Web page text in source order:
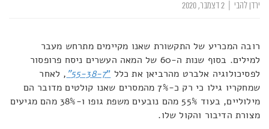
ירדן להבי
רובה המכריע של התקשורת שאנו מקיימים מתרחש מעבר
למילים. בסוף שנות ה-60 של המאה העשרים ניסח פרופסור
לפסיכולוגיה אלברט מהרביאן את כלל "
55-38-7
", לאחר
שמחקריו גילו כי רק כ-7% מהמסרים שאנו קולטים מדובר הם
מילוליים, בעוד 55% מהם נובעים משפת גופו ו-38% מהם מגיעים
מצורת הדיבור והקול שלו.